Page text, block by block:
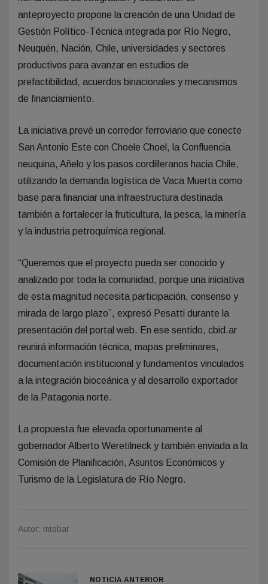
anteproyecto propone la creación de una Unidad de
Gestión Político-Técnica integrada por Río Negro,
Neuquén, Nación, Chile, universidades y sectores
productivos para avanzar en estudios de
prefactibilidad, acuerdos binacionales y mecanismos
de financiamiento.
La iniciativa prevé un corredor ferroviario que conecte
San Antonio Este con Choele Choel, la Confluencia
neuquina, Añelo y los pasos cordilleranos hacia Chile,
utilizando la demanda logística de Vaca Muerta como
base para financiar una infraestructura destinada
también a fortalecer la fruticultura, la pesca, la minería
y la industria petroquímica regional.
“Queremos que el proyecto pueda ser conocido y
analizado por toda la comunidad, porque una iniciativa
de esta magnitud necesita participación, consenso y
mirada de largo plazo”, expresó Pesatti durante la
presentación del portal web. En ese sentido, cbid.ar
reunirá información técnica, mapas preliminares,
documentación institucional y fundamentos vinculados
a la integración bioceánica y al desarrollo exportador
de la Patagonia norte.
La propuesta fue elevada oportunamente al
gobernador Alberto Weretilneck y también enviada a la
Comisión de Planificación, Asuntos Económicos y
Turismo de la Legislatura de Río Negro.
Autor: mtobar
NOTICIA ANTERIOR